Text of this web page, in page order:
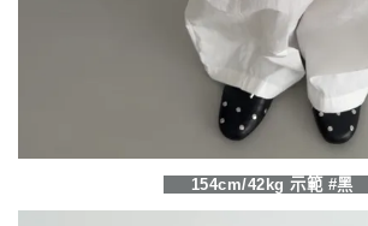
154cm/42kg 示範 #黑